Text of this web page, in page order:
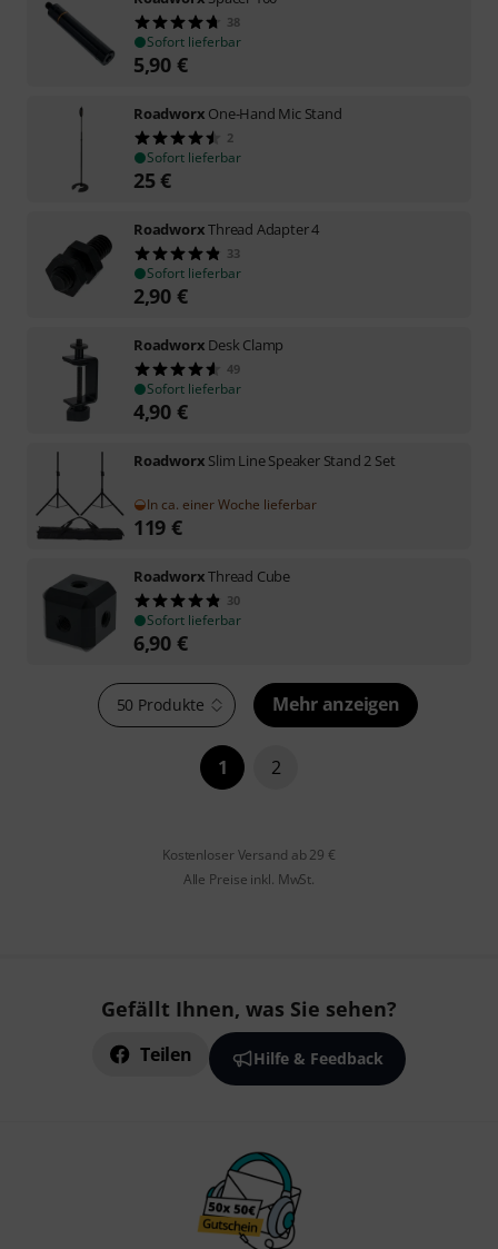
38
Sofort lieferbar
5,90 €
Roadworx One-Hand Mic Stand
2
Sofort lieferbar
25€
RoadworxThread Adapter 4
33
Sofort lieferbar
2,90 €
Roadworx Desk Clamp
49
Sofort lieferbar
4,90 €
Roadworx Slim Line Speaker Stand 2 Set
In ca. einer Woche lieferbar
119 €
RoadworxThread Cube
30
Sofort lieferbar
6,90 €
50 Produkte Mehr anzeigen
1 2
Kostenloser Versand ab 29 €
Alle Preise inkl. MwSt.
Gefällt Ihnen, was Sie sehen?
Teilen Hilfe & Feedback